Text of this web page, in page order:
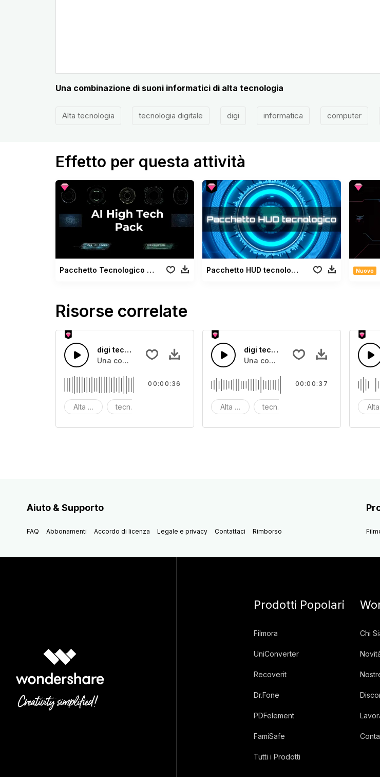
Una combinazione di suoni informatici di alta tecnologia
Alta tecnologia tecnologia digitale digi informatica computer
Effetto per questa attività
Pacchetto Tecnologico Intelligenza Artificiale Pacchetto HUD tecnologico Nuovo
Risorse correlate
digi tech 19
Una combinazione di suoni informatici di alta tecnologia
Alta tecnologiatecnologia digitale
00:00:36
digi tech 18
Una combinazione di suoni
Alta tecnologiatecnologia digitale
00:00:37
Aiuto & Supporto
FAQ Abbonamenti Accordo di licenza Legale e privacy Contattaci Rimborso
Prodotti Popolari
Filmora
UniConverter
Recoverit
Dr.Fone
PDFelement
FamiSafe
Tutti i Prodotti
Chi